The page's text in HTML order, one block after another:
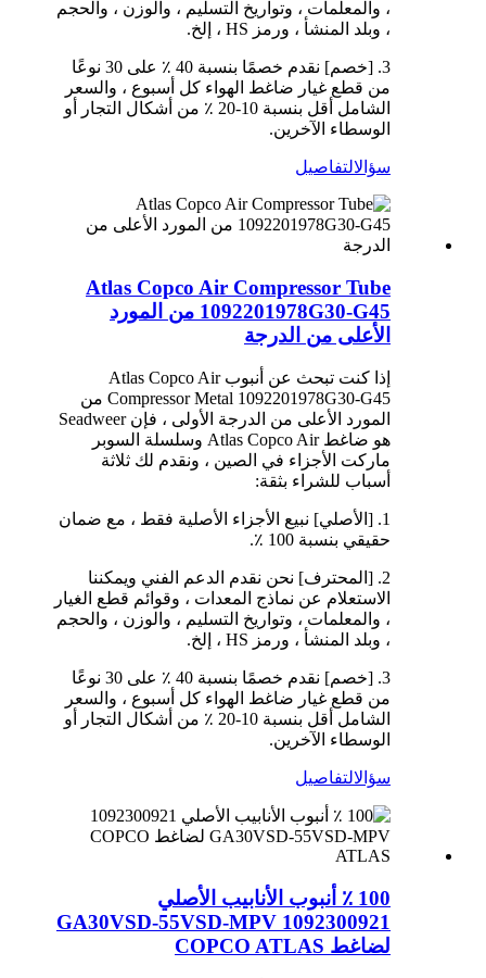
، والمعلمات ، وتواريخ التسليم ، والوزن ، والحجم
، وبلد المنشأ ، ورمز HS ، إلخ.
3. [خصم] نقدم خصمًا بنسبة 40 ٪ على 30 نوعًا
من قطع غيار ضاغط الهواء كل أسبوع ، والسعر
الشامل أقل بنسبة 10-20 ٪ من أشكال التجار أو
الوسطاء الآخرين.
سؤالالتفاصيل
Atlas Copco Air Compressor Tube
1092201978G30-G45 من المورد
الأعلى من الدرجة
إذا كنت تبحث عن أنبوب Atlas Copco Air
Compressor Metal 1092201978G30-G45 من
المورد الأعلى من الدرجة الأولى ، فإن Seadweer
هو ضاغط Atlas Copco Air وسلسلة السوبر
ماركت الأجزاء في الصين ، ونقدم لك ثلاثة
أسباب للشراء بثقة:
1. [الأصلي] نبيع الأجزاء الأصلية فقط ، مع ضمان
حقيقي بنسبة 100 ٪.
2. [المحترف] نحن نقدم الدعم الفني ويمكننا
الاستعلام عن نماذج المعدات ، وقوائم قطع الغيار
، والمعلمات ، وتواريخ التسليم ، والوزن ، والحجم
، وبلد المنشأ ، ورمز HS ، إلخ.
3. [خصم] نقدم خصمًا بنسبة 40 ٪ على 30 نوعًا
من قطع غيار ضاغط الهواء كل أسبوع ، والسعر
الشامل أقل بنسبة 10-20 ٪ من أشكال التجار أو
الوسطاء الآخرين.
سؤالالتفاصيل
100 ٪ أنبوب الأنابيب الأصلي
1092300921 GA30VSD-55VSD-MPV
لضاغط COPCO ATLAS